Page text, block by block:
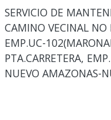
SERVICIO DE
CAMINO VECINAL
EMP.UC-
PTA.CARRETERA,
NUEVO AMAZONAS-